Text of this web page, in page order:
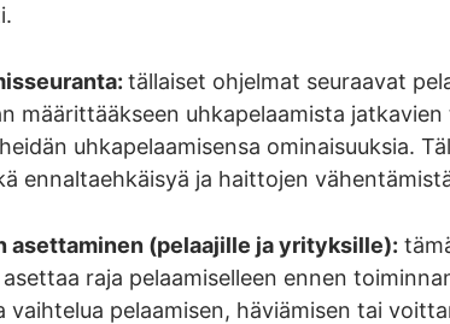
tällaiset ohjelmat seuraavat
määrittääkseen uhkapelaamista
uhkapelaamisensa ominaisuuksia.
ennaltaehkäisyä ja haittojen
asettaminen (pelaajille ja yrityksille):
raja pelaamiselleen ennen
pelaamisen, häviämisen tai